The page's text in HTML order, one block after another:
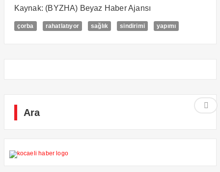
Kaynak: (BYZHA) Beyaz Haber Ajansı
çorba rahatlatıyor sağlık sindirimi yapımı
Ara